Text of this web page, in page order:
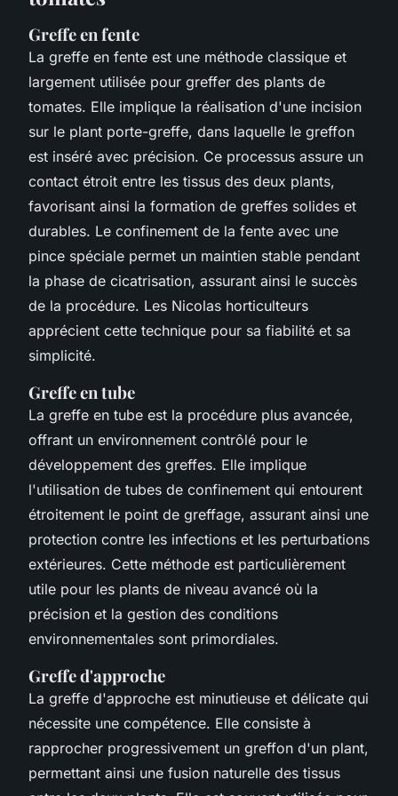
Greffe en fente
La greffe en fente est une méthode classique et
largement utilisée pour greffer des plants de
tomates. Elle implique la réalisation d'une incision
sur le plant porte-greffe, dans laquelle le greffon
est inséré avec précision. Ce processus assure un
contact étroit entre les tissus des deux plants,
favorisant ainsi la formation de greffes solides et
durables. Le confinement de la fente avec une
pince spéciale permet un maintien stable pendant
la phase de cicatrisation, assurant ainsi le succès
de la procédure. Les Nicolas horticulteurs
apprécient cette technique pour sa fiabilité et sa
simplicité.
Greffe en tube
La greffe en tube est la procédure plus avancée,
offrant un environnement contrôlé pour le
développement des greffes. Elle implique
l'utilisation de tubes de confinement qui entourent
étroitement le point de greffage, assurant ainsi une
protection contre les infections et les perturbations
extérieures. Cette méthode est particulièrement
utile pour les plants de niveau avancé où la
précision et la gestion des conditions
environnementales sont primordiales.
Greffe d'approche
La greffe d'approche est minutieuse et délicate qui
nécessite une compétence. Elle consiste à
rapprocher progressivement un greffon d'un plant,
permettant ainsi une fusion naturelle des tissus